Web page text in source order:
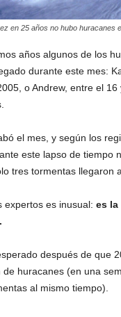
en 25 años no hubo huracanes
años algunos de los
durante este mes:
o Andrew, entre el
el mes, y según los
este lapso de tiempo
tres tormentas llegaron
expertos es inusual: es la
después de que
huracanes (en una
al mismo tiempo).